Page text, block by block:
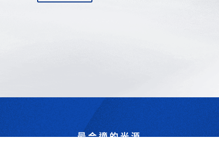
最合適的光源